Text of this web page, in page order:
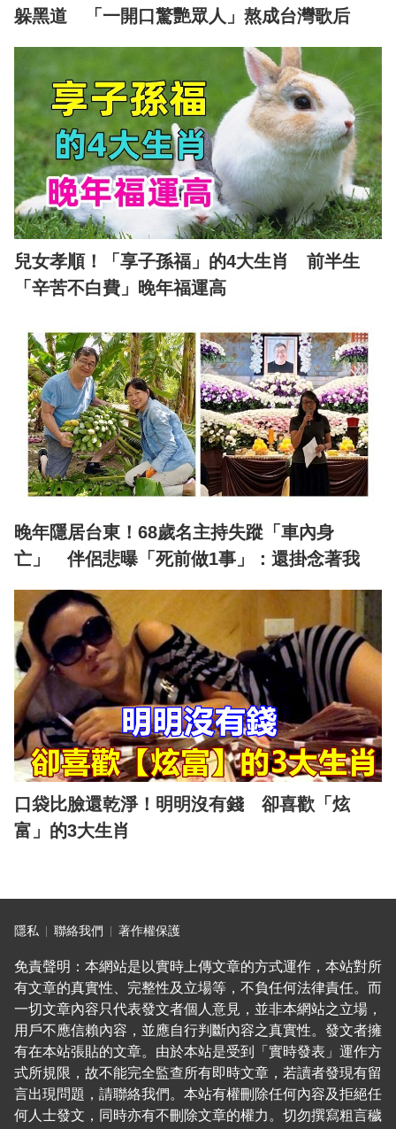
躲黑道 「一開口驚艷眾人」熬成台灣歌后
兒女孝順！「享子孫福」的4大生肖 前半生
「辛苦不白費」晚年福運高
晚年隱居台東！68歲名主持失蹤「車內身
亡」 伴侶悲曝「死前做1事」：還掛念著我
口袋比臉還乾淨！明明沒有錢 卻喜歡「炫
富」的3大生肖
隱私 聯絡我們 著作權保護
免責聲明：本網站是以實時上傳文章的方式運作，本站對所
有文章的真實性、完整性及立場等，不負任何法律責任。而
一切文章內容只代表發文者個人意見，並非本網站之立場，
用戶不應信賴內容，並應自行判斷內容之真實性。發文者擁
有在本站張貼的文章。由於本站是受到「實時發表」運作方
式所規限，故不能完全監查所有即時文章，若讀者發現有留
言出現問題，請聯絡我們。本站有權刪除任何內容及拒絕任
何人士發文，同時亦有不刪除文章的權力。切勿撰寫粗言穢